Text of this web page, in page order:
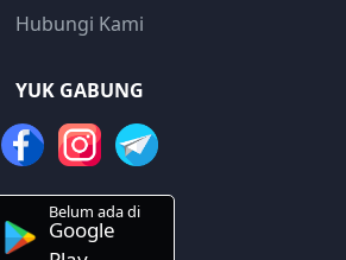
Hubungi Kami
YUK GABUNG
Belum ada di
Google